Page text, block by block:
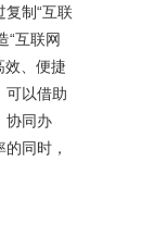
制“互联
“互联网
效、便捷
可以借助
协同办
同时，